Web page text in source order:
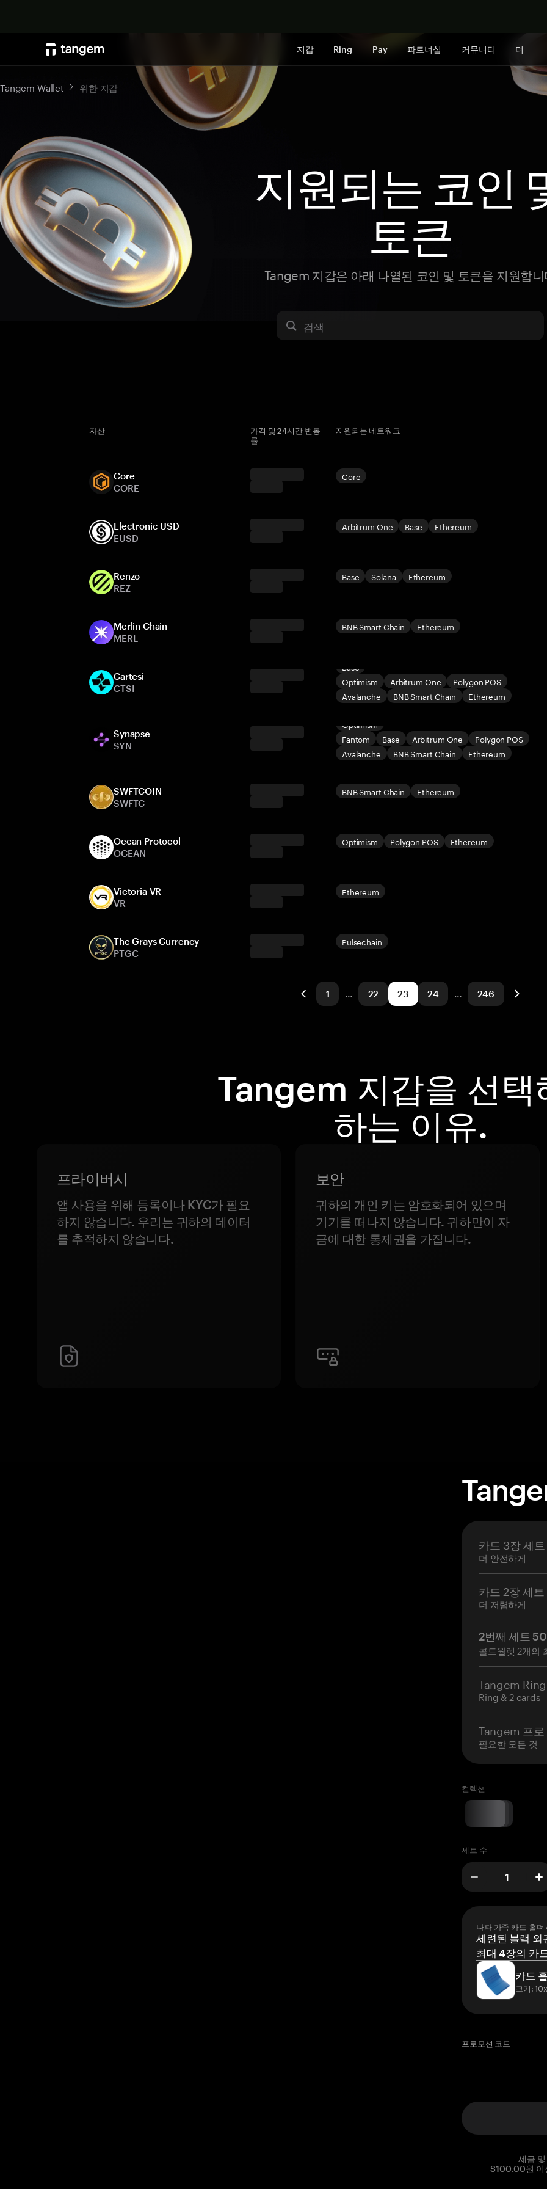
지갑 Ring Pay 파트너십 커뮤니티 더
Tangem Wallet 위한 지갑
지원되는 코인
토큰
Tangem 지갑은 아래 나열된 코인 및 토큰을 지원합
검색
자산
가격 및 24시간 변동
률
지원되는 네트워크
Core
CORE
Core
Electronic USD
EUSD
Ethereum
Base
Arbitrum One
Renzo
REZ
Ethereum
Solana
Base
Merlin Chain
MERL
Ethereum
BNB Smart Chain
Cartesi
CTSI
Ethereum
BNB Smart Chain
Avalanche
Polygon POS
Arbitrum One
Optimism
Base
Synapse
SYN
Ethereum
BNB Smart Chain
Avalanche
Polygon POS
Arbitrum One
Base
Fantom
Optimism
SWFTCOIN
SWFTC
Ethereum
BNB Smart Chain
Ocean Protocol
OCEAN
Ethereum
Polygon POS
Optimism
Victoria VR
VR
Ethereum
The Grays Currency
PTGC
Pulsechain
1 … 22 23 24 … 246
Tangem 지갑을 선택
하는 이유.
프라이버시
앱 사용을 위해 등록이나 KYC가 필요
하지 않습니다. 우리는 귀하의 데이터
를 추적하지 않습니다.
보안
귀하의 개인 키는 암호화되어 있으며
기기를 떠나지 않습니다. 귀하만이 자
금에 대한 통제권을 가집니다.
카드 3장 세트
더 안전하게
카드 2장 세트
더 저렴하게
2번째 세트
콜드월렛 2개의
Tangem Ring
Ring & 2 cards
Tangem 프
필요한 모든 것
컬렉션
세트 수
나파 가죽 카드 홀더
세련된 블랙 외
최대 4장의 카
카드
크기:
프로모션 코드
세금
$100.00원 이